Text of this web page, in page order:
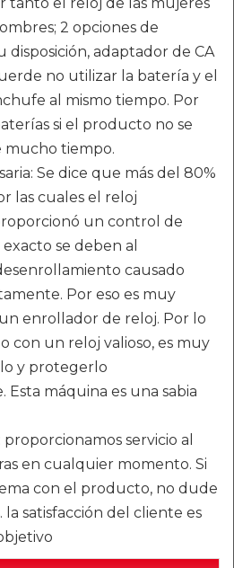
2 opciones de
disposición, adaptador de CA
no utilizar la batería y el
al mismo tiempo. Por
si el producto no se
mucho tiempo.
Se dice que más del 80%
las cuales el reloj
un control de
se deben al
causado
Por eso es muy
enrollador de reloj. Por lo
con un reloj valioso, es muy
y protegerlo
Esta máquina es una sabia
servicio al
en cualquier momento. Si
con el producto, no dude
satisfacción del cliente es